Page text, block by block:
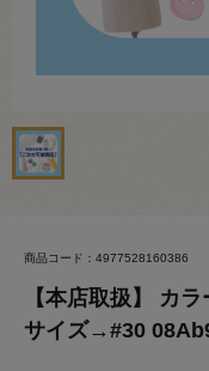
商品コード：4977528160386
【本店取扱】 カ
サイズ→#30